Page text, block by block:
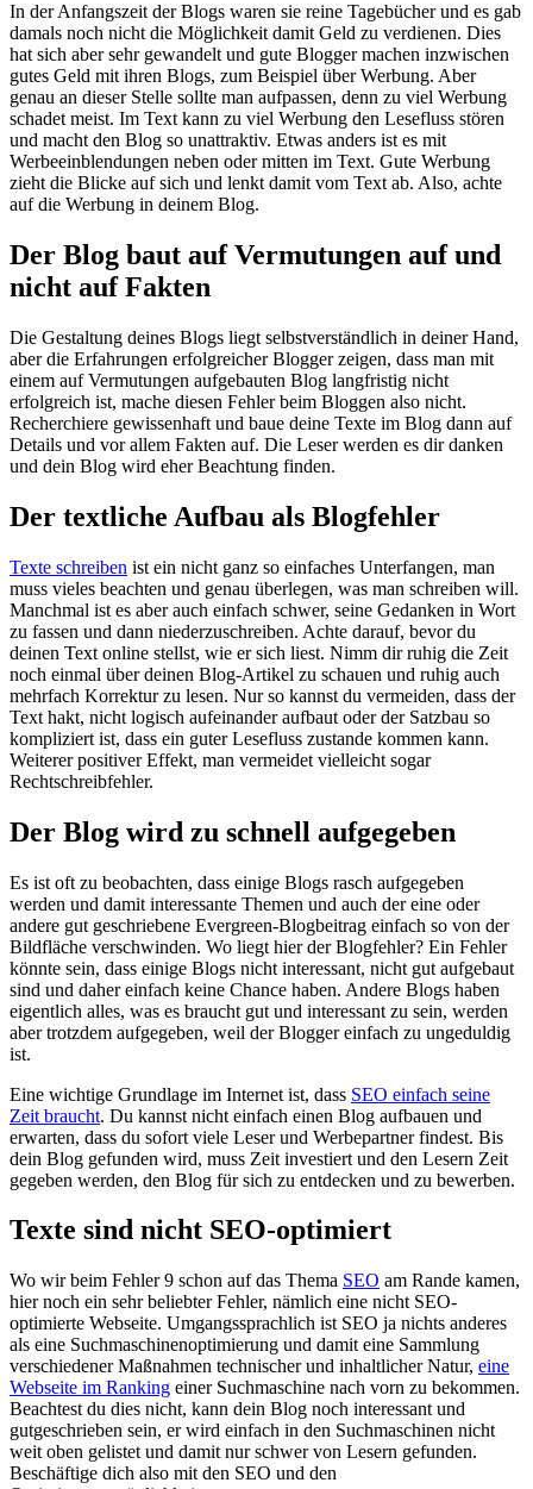
In der Anfangszeit der Blogs waren sie reine Tagebücher und es gab
damals noch nicht die Möglichkeit damit Geld zu verdienen. Dies
hat sich aber sehr gewandelt und gute Blogger machen inzwischen
gutes Geld mit ihren Blogs, zum Beispiel über Werbung. Aber
genau an dieser Stelle sollte man aufpassen, denn zu viel Werbung
schadet meist. Im Text kann zu viel Werbung den Lesefluss stören
und macht den Blog so unattraktiv. Etwas anders ist es mit
Werbeeinblendungen neben oder mitten im Text. Gute Werbung
zieht die Blicke auf sich und lenkt damit vom Text ab. Also, achte
auf die Werbung in deinem Blog.
Der Blog baut auf Vermutungen auf und
nicht auf Fakten
Die Gestaltung deines Blogs liegt selbstverständlich in deiner Hand,
aber die Erfahrungen erfolgreicher Blogger zeigen, dass man mit
einem auf Vermutungen aufgebauten Blog langfristig nicht
erfolgreich ist, mache diesen Fehler beim Bloggen also nicht.
Recherchiere gewissenhaft und baue deine Texte im Blog dann auf
Details und vor allem Fakten auf. Die Leser werden es dir danken
und dein Blog wird eher Beachtung finden.
Der textliche Aufbau als Blogfehler
Texte schreiben ist ein nicht ganz so einfaches Unterfangen, man
muss vieles beachten und genau überlegen, was man schreiben will.
Manchmal ist es aber auch einfach schwer, seine Gedanken in Wort
zu fassen und dann niederzuschreiben. Achte darauf, bevor du
deinen Text online stellst, wie er sich liest. Nimm dir ruhig die Zeit
noch einmal über deinen Blog-Artikel zu schauen und ruhig auch
mehrfach Korrektur zu lesen. Nur so kannst du vermeiden, dass der
Text hakt, nicht logisch aufeinander aufbaut oder der Satzbau so
kompliziert ist, dass ein guter Lesefluss zustande kommen kann.
Weiterer positiver Effekt, man vermeidet vielleicht sogar
Rechtschreibfehler.
Der Blog wird zu schnell aufgegeben
Es ist oft zu beobachten, dass einige Blogs rasch aufgegeben
werden und damit interessante Themen und auch der eine oder
andere gut geschriebene Evergreen-Blogbeitrag einfach so von der
Bildfläche verschwinden. Wo liegt hier der Blogfehler? Ein Fehler
könnte sein, dass einige Blogs nicht interessant, nicht gut aufgebaut
sind und daher einfach keine Chance haben. Andere Blogs haben
eigentlich alles, was es braucht gut und interessant zu sein, werden
aber trotzdem aufgegeben, weil der Blogger einfach zu ungeduldig
ist.
Eine wichtige Grundlage im Internet ist, dass SEO einfach seine
Zeit braucht. Du kannst nicht einfach einen Blog aufbauen und
erwarten, dass du sofort viele Leser und Werbepartner findest. Bis
dein Blog gefunden wird, muss Zeit investiert und den Lesern Zeit
gegeben werden, den Blog für sich zu entdecken und zu bewerben.
Texte sind nicht SEO-optimiert
Wo wir beim Fehler 9 schon auf das Thema SEO am Rande kamen,
hier noch ein sehr beliebter Fehler, nämlich eine nicht SEO-
optimierte Webseite. Umgangssprachlich ist SEO ja nichts anderes
als eine Suchmaschinenoptimierung und damit eine Sammlung
verschiedener Maßnahmen technischer und inhaltlicher Natur, eine
Webseite im Ranking einer Suchmaschine nach vorn zu bekommen.
Beachtest du dies nicht, kann dein Blog noch interessant und
gutgeschrieben sein, er wird einfach in den Suchmaschinen nicht
weit oben gelistet und damit nur schwer von Lesern gefunden.
Beschäftige dich also mit den SEO und den